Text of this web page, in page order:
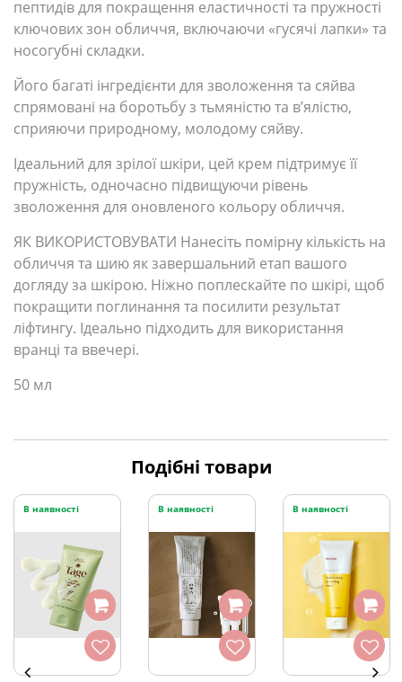
пептидів для покращення еластичності та пружності
ключових зон обличчя, включаючи «гусячі лапки» та
носогубні складки.
Його багаті інгредієнти для зволоження та сяйва
спрямовані на боротьбу з тьмяністю та в’ялістю,
сприяючи природному, молодому сяйву.
Ідеальний для зрілої шкіри, цей крем підтримує її
пружність, одночасно підвищуючи рівень
зволоження для оновленого кольору обличчя.
ЯК ВИКОРИСТОВУВАТИ Нанесіть помірну кількість на
обличчя та шию як завершальний етап вашого
догляду за шкірою. Ніжно поплескайте по шкірі, щоб
покращити поглинання та посилити результат
ліфтингу. Ідеально підходить для використання
вранці та ввечері.
50 мл
Подібні товари
В наявності В наявності В наявності